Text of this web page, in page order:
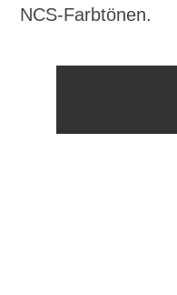
NCS-Farbtönen.